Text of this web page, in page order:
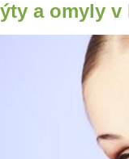
a omyly v